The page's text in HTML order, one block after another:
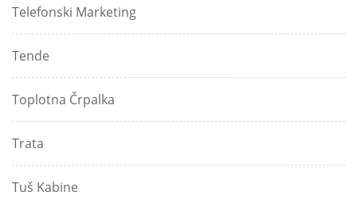
Telefonski Marketing
Tende
Toplotna Črpalka
Trata
Tuš Kabine